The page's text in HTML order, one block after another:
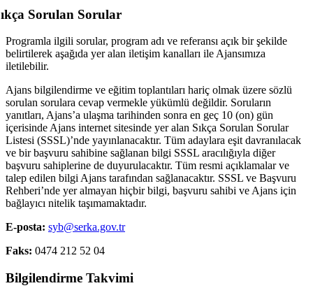
Sorulan Sorular
Programla ilgili sorular, program adı ve referansı açık bir şekilde
belirtilerek aşağıda yer alan iletişim kanalları ile Ajansımıza
iletilebilir.
Ajans bilgilendirme ve eğitim toplantıları hariç olmak üzere sözlü
sorulan sorulara cevap vermekle yükümlü değildir. Soruların
yanıtları, Ajans’a ulaşma tarihinden sonra en geç 10 (on) gün
içerisinde Ajans internet sitesinde yer alan Sıkça Sorulan Sorular
Listesi (SSSL)’nde yayınlanacaktır. Tüm adaylara eşit davranılacak
ve bir başvuru sahibine sağlanan bilgi SSSL aracılığıyla diğer
başvuru sahiplerine de duyurulacaktır. Tüm resmi açıklamalar ve
talep edilen bilgi Ajans tarafından sağlanacaktır. SSSL ve Başvuru
Rehberi’nde yer almayan hiçbir bilgi, başvuru sahibi ve Ajans için
bağlayıcı nitelik taşımamaktadır.
E-posta: syb@serka.gov.tr
Faks: 0474 212 52 04
Bilgilendirme Takvimi